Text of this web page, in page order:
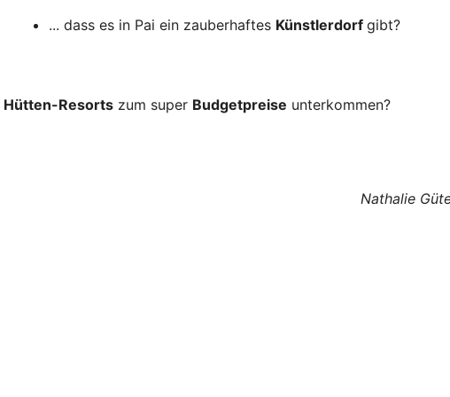
... dass es in Pai ein zauberhaftes Künstlerdorf gibt?
Hütten-Resorts zum super Budgetpreise unterkommen?
Nathalie